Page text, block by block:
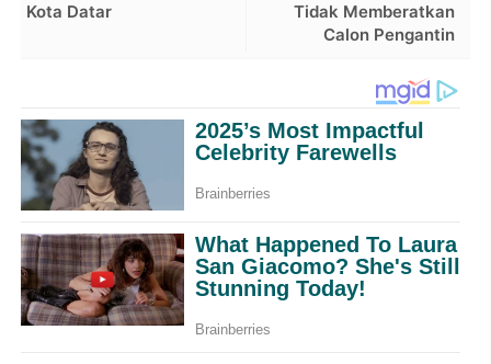
Tidak Memberatkan
Calon Pengantin
Kota Datar